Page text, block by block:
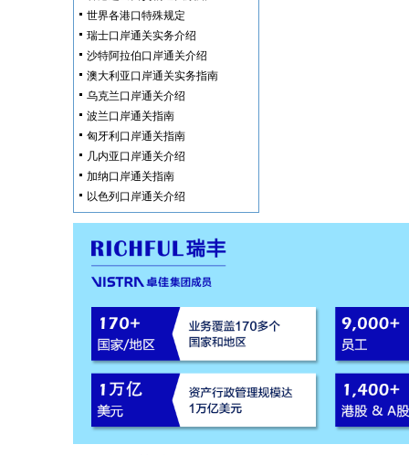
世界各港口特殊规定
瑞士口岸通关实务介绍
沙特阿拉伯口岸通关介绍
澳大利亚口岸通关实务指南
乌克兰口岸通关介绍
波兰口岸通关指南
匈牙利口岸通关指南
几内亚口岸通关介绍
加纳口岸通关指南
以色列口岸通关介绍